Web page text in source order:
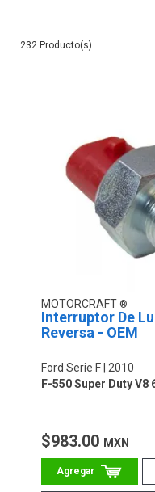
232
MOTORCRAFT
Interruptor De
Reversa - OEM
Ford Serie F
2010
F-550 Super Duty V8
$983.00 MXN